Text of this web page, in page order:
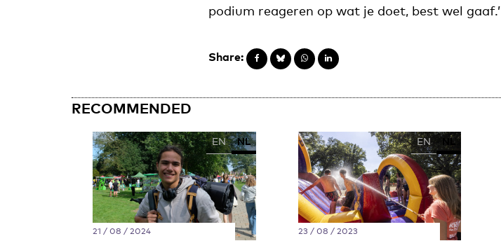
podium reageren op wat je doet, best wel gaaf.’
Share:
RECOMMENDED
EN NL
21 / 08 / 2024
EN NL
23 / 08 / 2023